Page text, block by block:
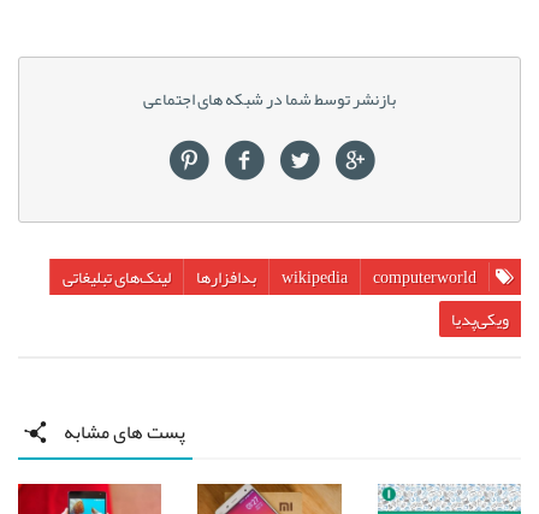
بازنشر توسط شما در شبکه های اجتماعی
computerworld
wikipedia بد‌افزارها
لینک‌های تبلیغاتی
ویکی‌پدیا
پست های مشابه